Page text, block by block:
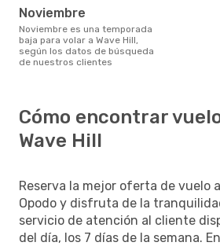
noviembre
noviembre es una temporada
baja para volar a Wave Hill,
según los datos de búsqueda
de nuestros clientes
Cómo encontrar
Wave Hill
Reserva la mejor oferta de vuelo
Opodo y disfruta de la
servicio de atención al cliente
del día, los 7 días de la semana.